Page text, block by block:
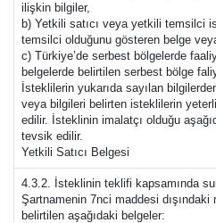
ilişkin bilgiler,
b) Yetkili satıcı veya yetkili temsilci
temsilci olduğunu gösteren belge
c) Türkiye’de serbest bölgelerde
belgelerde belirtilen serbest bölge
İsteklilerin yukarıda sayılan
veya bilgileri belirten isteklilerin
edilir. İsteklinin imalatçı olduğu
tevsik edilir.
Yetkili Satıcı Belgesi
4.3.2. İsteklinin teklifi kapsamında
Şartnamenin 7nci maddesi
belirtilen aşağıdaki belgeler: